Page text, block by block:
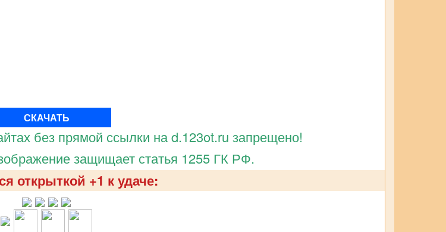
СКАЧАТЬ
без прямой ссылки на d.123ot.ru запрещено!
защищает статья 1255 ГК РФ.
открыткой +1 к удаче: